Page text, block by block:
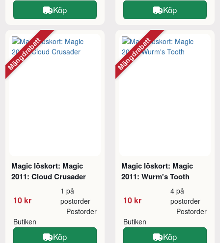
Köp Köp
Magic löskort: Magic
2011: Cloud Crusader
10 kr
1 på
postorder
Butiken
Postorder
Köp
Mängdrabatt
Magic löskort: Magic
2011: Wurm's Tooth
10 kr
4 på
postorder
Butiken
Postorder
Köp
Mängdrabatt